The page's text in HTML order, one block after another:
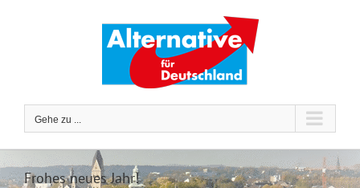
Gehe zu ...
Frohes neues Jahr!